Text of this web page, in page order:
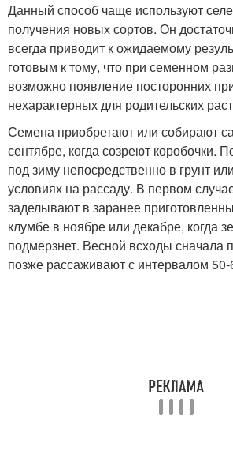
Данный способ чаще используют
получения новых сортов. Он
всегда приводит к ожидаемому
готовым к тому, что при семенном
возможно появление посторонних
нехарактерных для родительских
Семена приобретают или собирают
сентябре, когда созреют коробочки.
под зиму непосредственно в грунт
условиях на рассаду. В первом
заделывают в заранее
клумбе в ноябре или декабре, когда
подмерзнет. Весной всходы сначала
позже рассаживают с интервалом